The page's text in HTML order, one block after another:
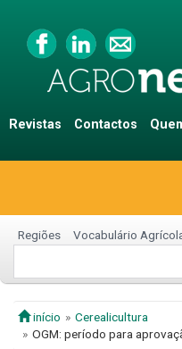
Revistas Contactos
Regiões Vocabulário
início
Cerealicultura
OGM: período para